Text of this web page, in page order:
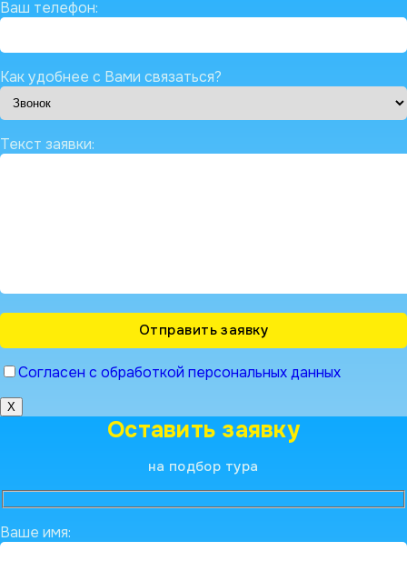
Ваш телефон:
Как удобнее с Вами связаться?
Текст заявки:
Согласен с обработкой персональных данных
X
Оставить заявку
на подбор тура
Ваше имя: